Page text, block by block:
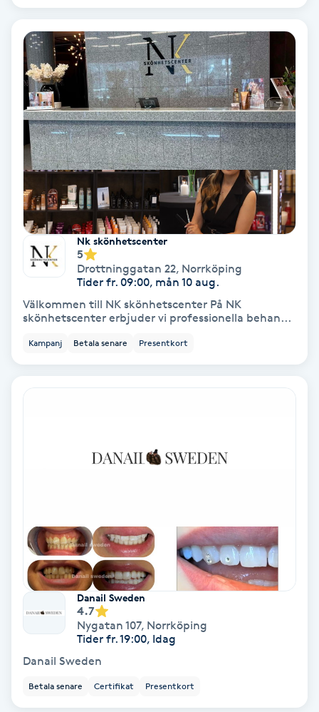
Dermapen
Diamantslipning
Enzympeeling
Extensions borttagning
Eyeliner-tatuering
Face framing
Fet hårbotten
Fotmassage
Fotsvamp
Fotvård
med 50% av det bokade behandlingspris.
PRESENTKORT presentkort köpt via Bokadirekt går
att använda på alla tjänster.
Nk skönhetscenter
5
Drottninggatan 22, Norrköping
Tider fr. 09:00, mån 10 aug.
Välkommen till NK skönhetscenter På NK
skönhetscenter erbjuder vi professionella behan...
Kampanj Betala senare Presentkort
Danail Sweden
4.7
Nygatan 107, Norrköping
Tider fr. 19:00, Idag
Danail Sweden
Betala senare Certifikat Presentkort